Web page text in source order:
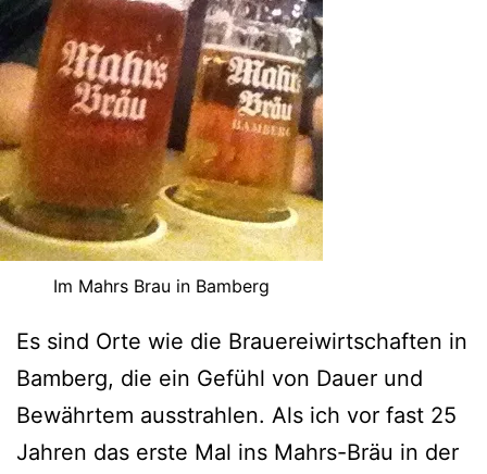
Im Mahrs Brau in Bamberg
Es sind Orte wie die Brauereiwirtschaften in
Bamberg, die ein Gefühl von Dauer und
Bewährtem ausstrahlen. Als ich vor fast 25
Jahren das erste Mal ins Mahrs-Bräu in der